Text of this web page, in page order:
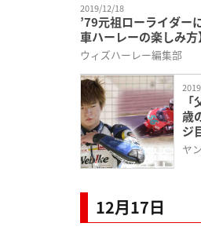
2019/12/18
’79元祖ローライダー
車ハーレーの楽しみ方
ウィズハーレー編集部
歳
ジ
ヤ
12月17日